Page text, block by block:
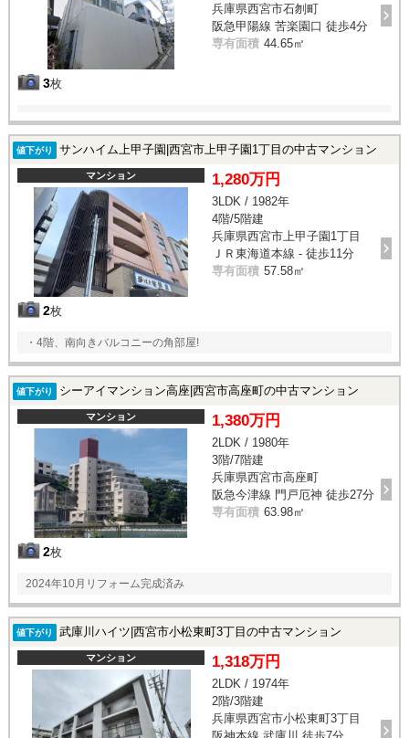
3枚
兵庫県西宮市石刎町
阪急甲陽線 苦楽園口 徒歩4分
専有面積 44.65㎡
値下がり サンハイム上甲子園|西宮市上甲子園1丁目の中古マンション
マンション
2枚
1,280万円
3LDK / 1982年
4階/5階建
兵庫県西宮市上甲子園1丁目
ＪＲ東海道本線 - 徒歩11分
専有面積 57.58㎡
・4階、南向きバルコニーの角部屋!
値下がり シーアイマンション高座|西宮市高座町の中古マンション
マンション
2枚
1,380万円
2LDK / 1980年
3階/7階建
兵庫県西宮市高座町
阪急今津線 門戸厄神 徒歩27分
専有面積 63.98㎡
2024年10月リフォーム完成済み
値下がり 武庫川ハイツ|西宮市小松東町3丁目の中古マンション
マンション 1,318万円
2LDK / 1974年
2階/3階建
兵庫県西宮市小松東町3丁目